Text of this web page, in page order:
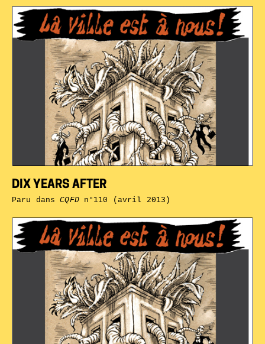
DIX YEARS AFTER
Paru dansCQFDn°110 (avril 2013)